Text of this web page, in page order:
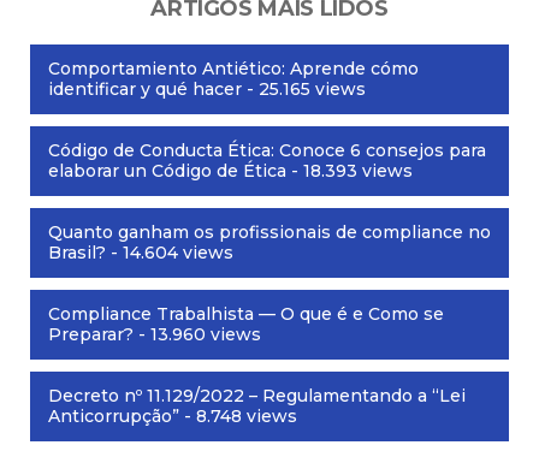
ARTIGOS MAIS LIDOS
Comportamiento Antiético: Aprende cómo
identificar y qué hacer - 25.165 views
Código de Conducta Ética: Conoce 6 consejos para
elaborar un Código de Ética - 18.393 views
Quanto ganham os profissionais de compliance no
Brasil? - 14.604 views
Compliance Trabalhista — O que é e Como se
Preparar? - 13.960 views
Decreto nº 11.129/2022 – Regulamentando a “Lei
Anticorrupção” - 8.748 views